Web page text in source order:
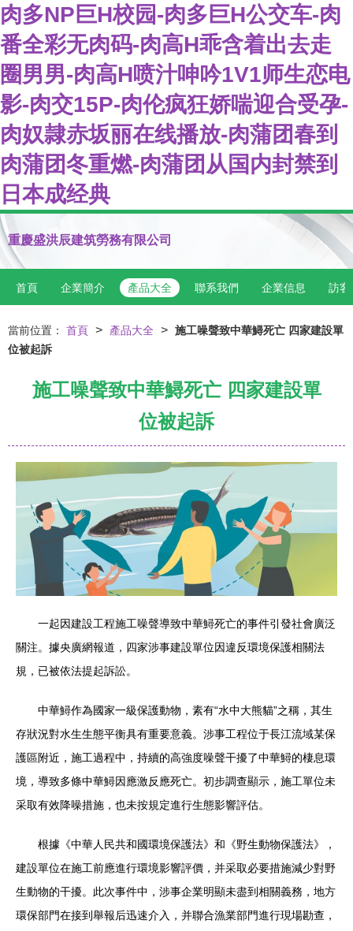
肉多NP巨H校园-肉多巨H公交车-肉
番全彩无肉码-肉高H乖含着出去走
圈男男-肉高H喷汁呻吟1V1师生恋电
影-肉交15P-肉伦疯狂娇喘迎合受孕-
肉奴隷赤坂丽在线播放-肉蒲团春到
肉蒲团冬重燃-肉蒲团从国内封禁到
日本成经典
重慶盛洪辰建筑勞務有限公司
首頁 企業簡介 產品大全 聯系我們 企業信息 訪客
當前位置： 首頁 > 產品大全 > 施工噪聲致中華鱘死亡 四家建設單
位被起訴
施工噪聲致中華鱘死亡 四家建設單
位被起訴
一起因建設工程施工噪聲導致中華鱘死亡的事件引發社會廣泛
關注。據央廣網報道，四家涉事建設單位因違反環境保護相關法
規，已被依法提起訴訟。
中華鱘作為國家一級保護動物，素有“水中大熊貓”之稱，其生
存狀況對水生生態平衡具有重要意義。涉事工程位于長江流域某保
護區附近，施工過程中，持續的高強度噪聲干擾了中華鱘的棲息環
境，導致多條中華鱘因應激反應死亡。初步調查顯示，施工單位未
采取有效降噪措施，也未按規定進行生態影響評估。
根據《中華人民共和國環境保護法》和《野生動物保護法》，
建設單位在施工前應進行環境影響評價，并采取必要措施減少對野
生動物的干擾。此次事件中，涉事企業明顯未盡到相關義務，地方
環保部門在接到舉報后迅速介入，并聯合漁業部門進行現場勘查，